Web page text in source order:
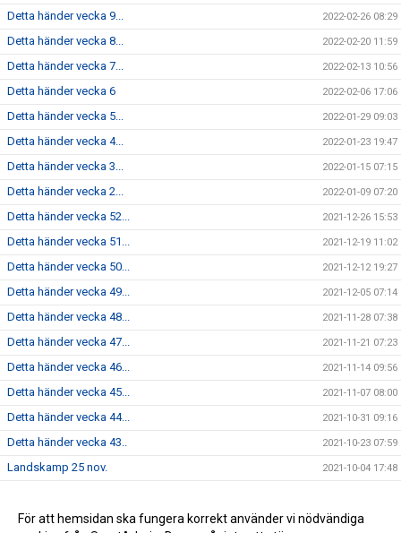
Detta händer vecka 9... 2022-02-26 08:29
Detta händer vecka 8... 2022-02-20 11:59
Detta händer vecka 7... 2022-02-13 10:56
Detta händer vecka 6 2022-02-06 17:06
Detta händer vecka 5... 2022-01-29 09:03
Detta händer vecka 4... 2022-01-23 19:47
Detta händer vecka 3... 2022-01-15 07:15
Detta händer vecka 2... 2022-01-09 07:20
Detta händer vecka 52... 2021-12-26 15:53
Detta händer vecka 51... 2021-12-19 11:02
Detta händer vecka 50... 2021-12-12 19:27
Detta händer vecka 49... 2021-12-05 07:14
Detta händer vecka 48... 2021-11-28 07:38
Detta händer vecka 47... 2021-11-21 07:23
Detta händer vecka 46... 2021-11-14 09:56
Detta händer vecka 45... 2021-11-07 08:00
Detta händer vecka 44... 2021-10-31 09:16
Detta händer vecka 43.. 2021-10-23 07:59
Landskamp 25 nov. 2021-10-04 17:48
Skridsko och korvgrillning 2021-02-02 19:33
För att hemsidan ska fungera korrekt använder vi nödvändiga